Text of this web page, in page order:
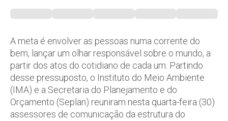
A meta é envolver as pessoas numa corrente do
bem, lançar um olhar responsável sobre o mundo, a
partir dos atos do cotidiano de cada um. Partindo
desse pressuposto, o Instituto do Meio Ambiente
(IMA) e a Secretaria do Planejamento e do
Orçamento (Seplan) reuniram nesta quarta-feira (30)
assessores de comunicação da estrutura do